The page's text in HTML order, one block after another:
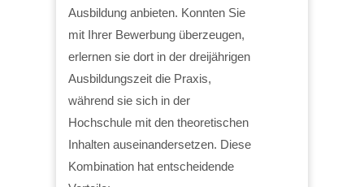
Ausbildung anbieten. Konnten Sie
mit Ihrer Bewerbung überzeugen,
erlernen sie dort in der dreijährigen
Ausbildungszeit die Praxis,
während sie sich in der
Hochschule mit den theoretischen
Inhalten auseinandersetzen. Diese
Kombination hat entscheidende